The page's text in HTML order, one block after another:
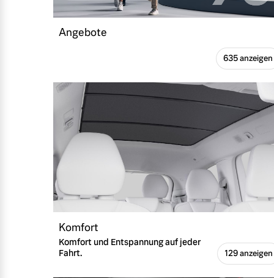
Entdecken Sie unsere saisonalen
Finanzierung & Leasing
Versicherung
Angebote
635 anzeigen
Komfort
Komfort und Entspannung auf jeder
Fahrt.
129 anzeigen